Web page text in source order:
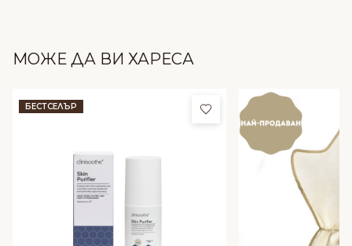
МОЖЕ ДА ВИ ХАРЕСА
БЕСТСЕЛЪР Добави в любими